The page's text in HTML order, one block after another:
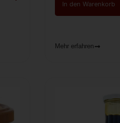
In den Warenkorb
Mehr erfahren